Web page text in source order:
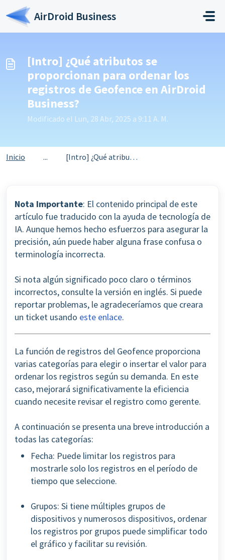
Saltar al contenido principal
AirDroid Business
[Intro] ¿Qué atributos se
proporcionan para ordenar los
registros de Geofence en AirDroid
Business?
Modificado el Lun, 28 Abr, 2025 a 9:11 A. M.
Inicio ... [Intro] ¿Qué atributos se proporcionan para ordenar los r...
Nota Importante: El contenido principal de este
artículo fue traducido con la ayuda de tecnología de
IA. Aunque hemos hecho esfuerzos para asegurar la
precisión, aún puede haber alguna frase confusa o
terminología incorrecta.
Si nota algún significado poco claro o términos
incorrectos, consulte la versión en inglés. Si puede
reportar problemas, le agradeceríamos que creara
un ticket usando este enlace.
La función de registros del Geofence proporciona
varias categorías para elegir o insertar el valor para
ordenar los registros según su demanda. En este
caso, mejorará significativamente la eficiencia
cuando necesite revisar el registro como gerente.
A continuación se presenta una breve introducción a
todas las categorías:
Fecha: Puede limitar los registros para
mostrarle solo los registros en el período de
tiempo que seleccione.
Grupos: Si tiene múltiples grupos de
dispositivos y numerosos dispositivos, ordenar
los registros por grupos puede simplificar todo
el gráfico y facilitar su revisión.